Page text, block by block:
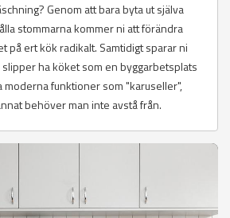
Genom att bara byta ut själva
stommarna kommer ni att förändra
på ert kök radikalt. Samtidigt sparar ni
ha köket som en byggarbetsplats
moderna funktioner som "karuseller",
behöver man inte avstå från.